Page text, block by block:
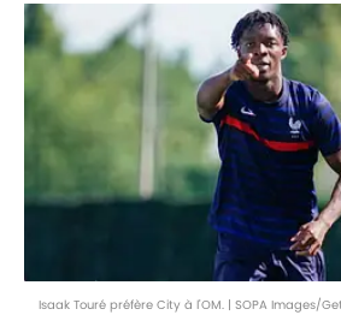
Isaak Touré préfère City à l'OM. | SOPA Images/